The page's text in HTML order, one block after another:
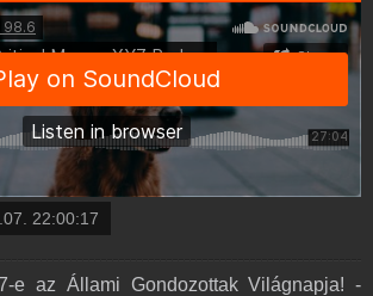
22:00:17
e az Állami Gondozottak Világnapja! -